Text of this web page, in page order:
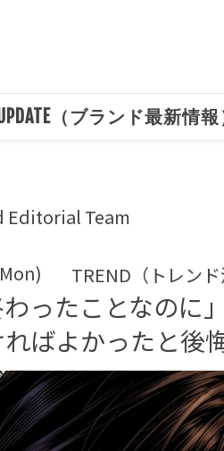
UPDATE（ブランド最新情報
Editorial Team
TREND（トレンド
わったことなの
ばよかったと後